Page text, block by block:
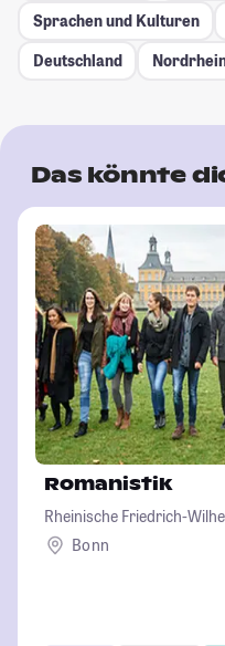
Sprachen und Kulturen
Deutschland
Das könnte
Romanistik
Rheinische Friedrich-
Bonn